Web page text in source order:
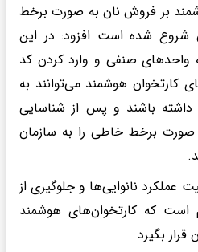
بر فروش نان به صورت برخط
شروع شده است افزود: در این
واحد‌های صنفی و وارد کردن کد
هوشمند می‌توانند به
داشته باشند و پس از شناسایی
صورت برخط خاطی را به سازمان
عملکرد نانوایی‌ها و جلوگیری از
است که کارتخوان‌های هوشمند
قرار بگیرد